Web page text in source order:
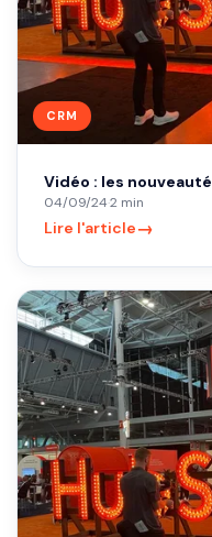
CRM
Vidéo : les
04/09/24·2 min
Lire l'article→